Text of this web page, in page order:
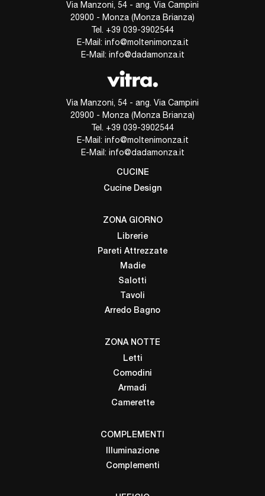
Via Manzoni, 54 - ang. Via Campini
20900 - Monza (Monza Brianza)
Tel. +39 039-3902544
E-Mail: info@moltenimonza.it
E-Mail: info@dadamonza.it
Via Manzoni, 54 - ang. Via Campini
20900 - Monza (Monza Brianza)
Tel. +39 039-3902544
E-Mail: info@moltenimonza.it
E-Mail: info@dadamonza.it
CUCINE
Cucine Design
ZONA GIORNO
Librerie
Pareti Attrezzate
Madie
Salotti
Tavoli
Arredo Bagno
ZONA NOTTE
Letti
Comodini
Armadi
Camerette
COMPLEMENTI
Illuminazione
Complementi